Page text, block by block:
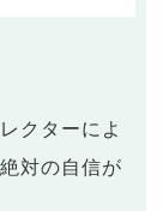
クターによ
対の自信が